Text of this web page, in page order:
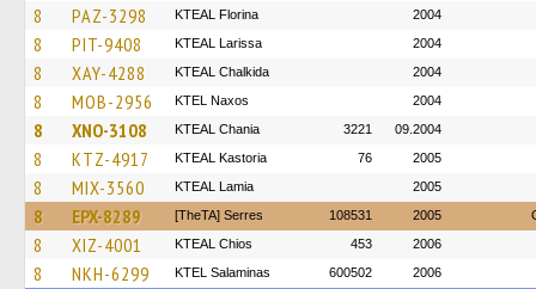
8 PAZ-3298 KTEAL Florina 2004
8 PIT-9408 KTEAL Larissa 2004
8 XAY-4288 KTEAL Chalkida 2004
8 MOB-2956 KTEL Naxos 2004
8 XNO-3108 KTEAL Chania 3221 09.2004
8 KTZ-4917 KTEAL Kastoria 76 2005
8 MIX-3560 KTEAL Lamia 2005
8 EPX-8289 [TheTA] Serres 108531 2005
8 XIZ-4001 KTEAL Chios 453 2006
8 NKH-6299 KTEL Salaminas 600502 2006